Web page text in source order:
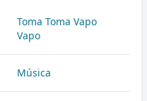
Toma Toma Vapo
Vapo
Música